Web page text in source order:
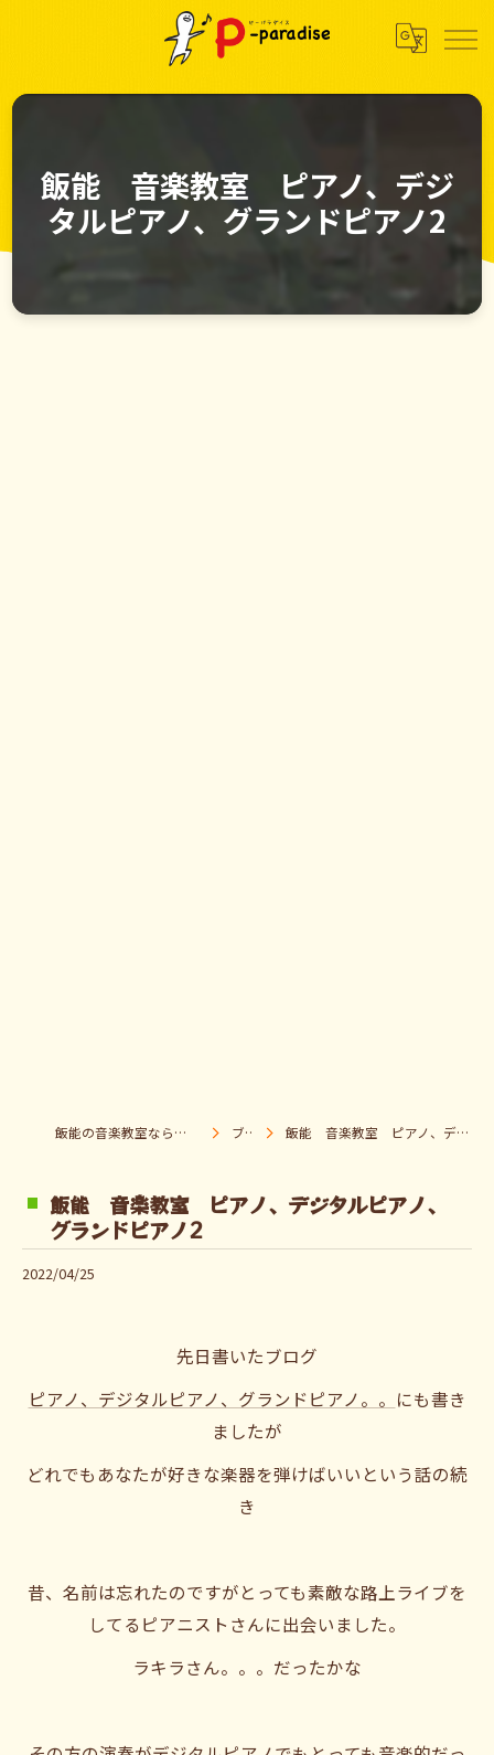
飯能 音楽教室 ピアノ、デジ
タルピアノ、グランドピアノ2
飯能の音楽教室なら音楽童クラブ Pパラダイス ブログ 飯能 音楽教室 ピアノ、デジタルピアノ、グランドピアノ2
飯能 音楽教室 ピアノ、デジタルピアノ、
グランドピアノ2
2022/04/25
先日書いたブログ
ピアノ、デジタルピアノ、グランドピアノ。。 にも書き
ましたが
どれでもあなたが好きな楽器を弾けばいいという話の続
き
昔、名前は忘れたのですがとっても素敵な路上ライブを
してるピアニストさんに出会いました。
ラキラさん。。。だったかな